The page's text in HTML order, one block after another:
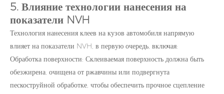
5. Влияние технологии нанесения на
показатели NVH
Технология нанесения клеев на кузов автомобиля напрямую
влияет на показатели NVH, в первую очередь, включая:
Обработка поверхности: Склеиваемая поверхность должна быть
обезжирена, очищена от ржавчины или подвергнута
пескоструйной обработке, чтобы обеспечить прочное сцепление